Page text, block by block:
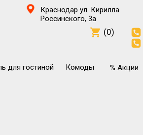
Краснодар ул. Кирилла
Россинского, 3а
для гостиной Комоды % Акции
(0)